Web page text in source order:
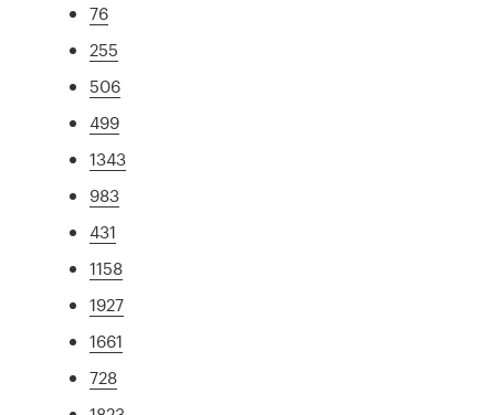
76
255
506
499
1343
983
431
1158
1927
1661
728